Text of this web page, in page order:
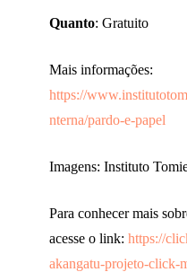
Quanto: Gratuito
Mais informações:
https://
nterna/pardo-e-papel
Imagens: Instituto
Para conhecer mais
acesse o link: https://
akangatu-projeto-click-